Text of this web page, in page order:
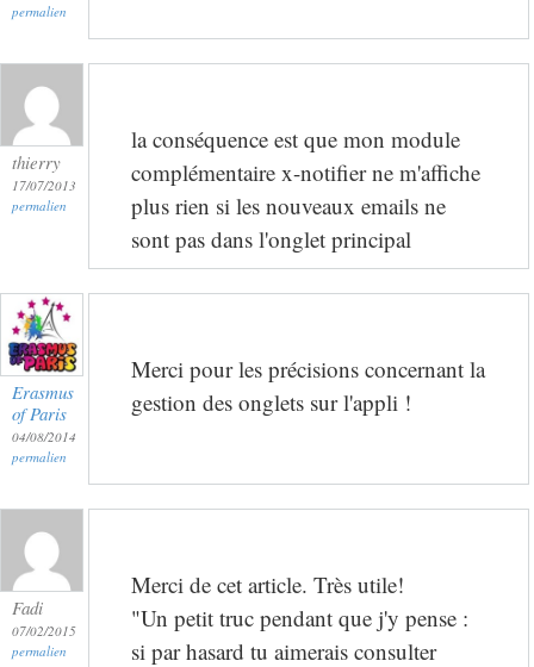
permalien
thierry
17/07/2013
permalien
la conséquence est que mon module
complémentaire x-notifier ne m'affiche
plus rien si les nouveaux emails ne
sont pas dans l'onglet principal
Erasmus
of Paris
04/08/2014
permalien
Merci pour les précisions concernant la
gestion des onglets sur l'appli !
Fadi
07/02/2015
permalien
Merci de cet article. Très utile!
"Un petit truc pendant que j'y pense :
si par hasard tu aimerais consulter